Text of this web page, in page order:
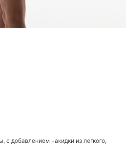
с добавлением накидки из легкого,